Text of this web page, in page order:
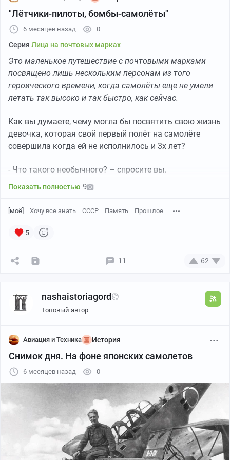
Гордость
" в ТГ. Спасибо за внимание. До свидания!
"Лётчики-пилоты, бомбы-самолёты"
6 месяцев назад 0
Серия Лица на почтовых марках
Это маленькое путешествие с почтовыми марками
посвящено лишь нескольким персонам из того
героического времени, когда самолёты еще не умели
летать так высоко и так быстро, как сейчас.
Как вы думаете, чему могла бы посвятить свою жизнь
девочка, которая свой первый полёт на самолёте
совершила когда ей не исполнилось и 3х лет?
- Что такого необычного? – спросите вы.
Показать полностью 9
[моё] Хочу все знать СССР Память Прошлое
5
11 62
nashaistoriagord
Топовый автор
Авиация и Техника История
Снимок дня. На фоне японских самолетов
6 месяцев назад 0